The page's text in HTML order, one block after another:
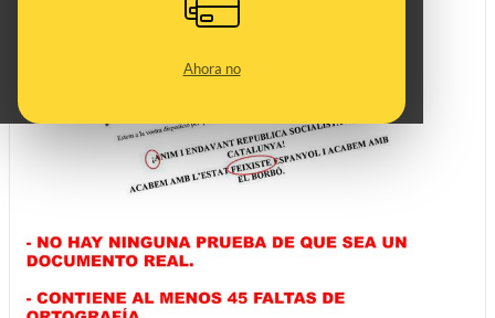
Ahora no